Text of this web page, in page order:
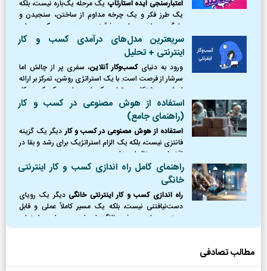
اعتبارسنجی ایده استارتاپ یک مرحله یک‌باره نیست، بلکه
یک طرز فکر و یک چرخه مداوم از ساختن، سنجیدن و
یادگیری است. این فرآیند، مرز بین یک رویای
شکست‌خورده و یک کسب‌وکار موفق را ترسیم می‌کند.
سریعترین مدل‌های درآمدی کسب و کار
اینترنتی + تحلیل
ورود به دنیایکسب‌وکار آنلاین، سفری پر از چالش اما
سرشار از فرصت است. با یک استراتژی روشن، تمرکز بر ارائه
ارزش و پشتکار، می‌توان یک ایده را به یک کسب‌وکار
پایدار و سودآور تبدیل کرد.
استفاده از هوش مصنوعی در کسب و کار
(راهنمای جامع)
استفاده از هوش مصنوعی در کسب و کاردیگر یک گزینه
فانتزی نیست، بلکه یک الزام استراتژیک برای رشد و بقا در
اقتصاد دیجیتال امروز است.
راهنمای کامل راه اندازی کسب و کار اینترنتی
خانگی
راه اندازی کسب و کار اینترنتی خانگیدیگر یک رویای
دست‌نیافتنی نیست، بلکه یک مسیر کاملاً عملی و قابل
دسترس برای هر فرد باانگیزه‌ای است. در این راهنمای
جامع، نقشه راه کاملی از نقطه صفر را ترسیم کردیم؛
مطالب تصادفی